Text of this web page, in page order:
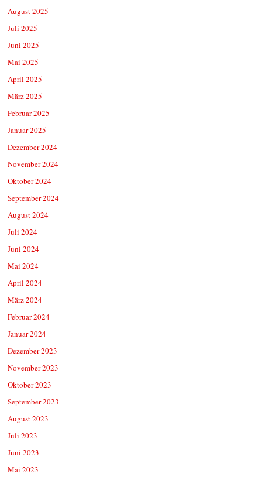
August 2025
Juli 2025
Juni 2025
Mai 2025
April 2025
März 2025
Februar 2025
Januar 2025
Dezember 2024
November 2024
Oktober 2024
September 2024
August 2024
Juli 2024
Juni 2024
Mai 2024
April 2024
März 2024
Februar 2024
Januar 2024
Dezember 2023
November 2023
Oktober 2023
September 2023
August 2023
Juli 2023
Juni 2023
Mai 2023